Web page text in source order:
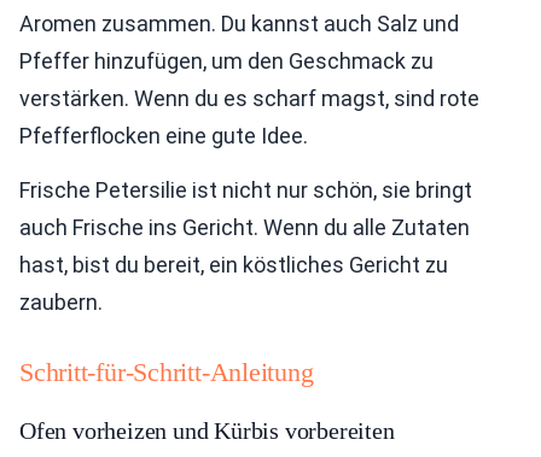
Aromen zusammen. Du kannst auch Salz und
Pfeffer hinzufügen, um den Geschmack zu
verstärken. Wenn du es scharf magst, sind rote
Pfefferflocken eine gute Idee.
Frische Petersilie ist nicht nur schön, sie bringt
auch Frische ins Gericht. Wenn du alle Zutaten
hast, bist du bereit, ein köstliches Gericht zu
zaubern.
Schritt-für-Schritt-Anleitung
Ofen vorheizen und Kürbis vorbereiten